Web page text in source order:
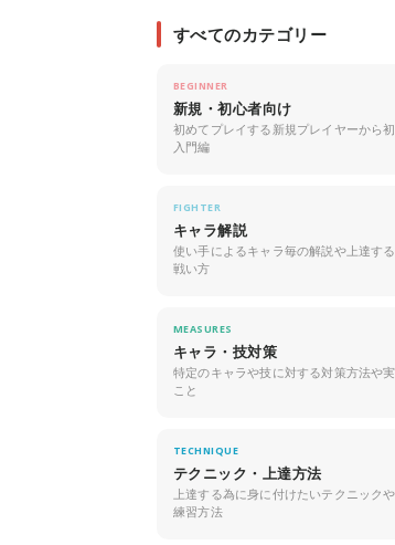
すべてのカテゴリー
BEGINNER
新規・初心者向け
初めてプレイする新規プレイヤーから
入門編
FIGHTER
キャラ解説
使い手によるキャラ毎の解説や上達す
戦い方
MEASURES
キャラ・技対策
特定のキャラや技に対する対策方法や
こと
TECHNIQUE
テクニック・上達方法
上達する為に身に付けたいテクニック
練習方法